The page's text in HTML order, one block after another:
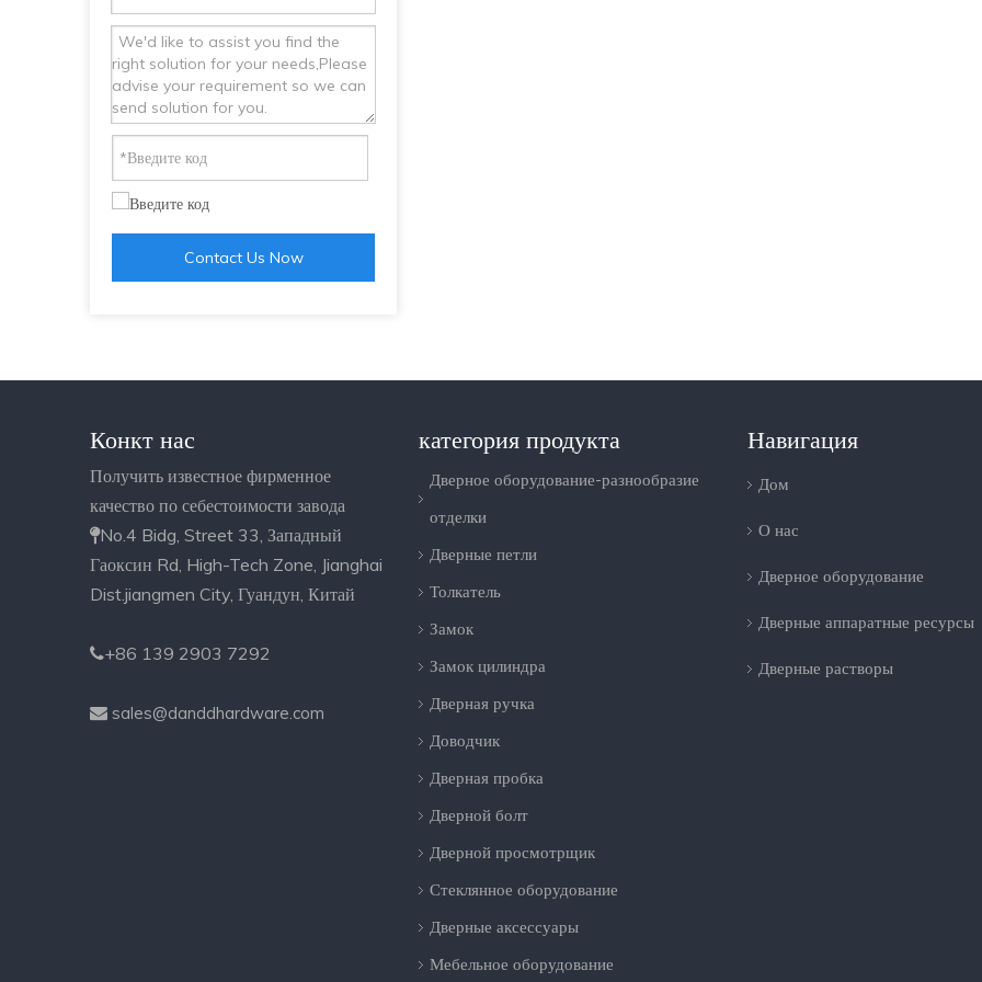
Contact Us Now
Конкт нас
Получить известное фирменное
качество по себестоимости завода
No.4 Bidg, Street 33, Западный
Гаоксин Rd, High-Tech Zone, Jianghai
Dist.jiangmen City, Гуандун, Китай
+86 139 2903 7292
 sales@danddhardware.com
категория продукта
Дверное оборудование-разнообразие
отделки
Дверные петли
Толкатель
Замок
Замок цилиндра
Дверная ручка
Доводчик
Дверная пробка
Дверной болт
Дверной просмотрщик
Стеклянное оборудование
Дверные аксессуары
Мебельное оборудование
Навигация
Дом
О нас
Дверное оборудование
Дверные аппаратные ресурсы
Дверные растворы